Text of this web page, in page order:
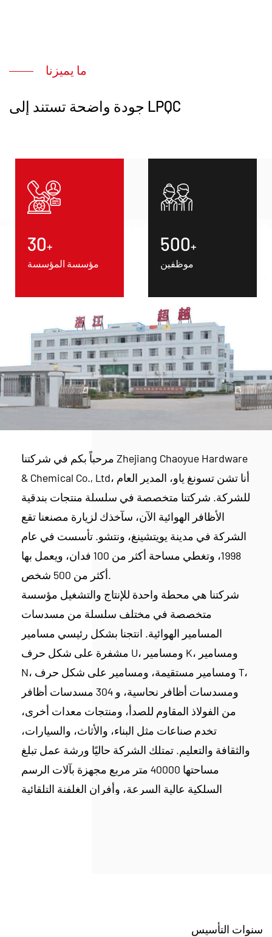
ما يميزنا
جودة واضحة تستند إلى LPQC
30+
مؤسسة المؤسسة
500+
موظفين
مرحباً بكم في شركتنا Zhejiang Chaoyue Hardware
& Chemical Co., Ltd، أنا تشن تسونغ ياو، المدير العام
للشركة. شركتنا متخصصة في سلسلة منتجات بندقية
الأظافر الهوائية الآن، سآخذك لزيارة مصنعنا تقع
الشركة في مدينة يويتشينغ، ونتشو. تأسست في عام
1998، وتغطي مساحة أكثر من 100 فدان، ويعمل بها
أكثر من 500 شخص.
شركتنا هي محطة واحدة للإنتاج والتشغيل مؤسسة
متخصصة في مختلف سلسلة من مسدسات
المسامير الهوائية. انتجنا بشكل رئيسي مسامير
مشفرة على شكل حرف U، ومسامير K، ومسامير
N، ومسامير مستقيمة، ومسامير على شكل حرف T،
ومسدسات أظافر نحاسية، و 304 مسدسات أظافر
من الفولاذ المقاوم للصدأ، ومنتجات معدات أخرى،
تخدم صناعات مثل البناء، والأثاث، والسيارات،
والثقافة والتعليم. تمتلك الشركة حاليًا ورشة عمل تبلغ
مساحتها 40000 متر مربع مجهزة بآلات الرسم
السلكية عالية السرعة، وأفران الغلفنة التلقائية
لدينا فريق محترف للبحث والتطوير ونستخدم أسلاك
سنوات التأسيس